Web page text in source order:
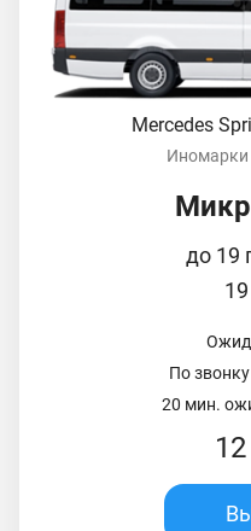
Mercedes
Иномарки
до 19
По
20 мин.